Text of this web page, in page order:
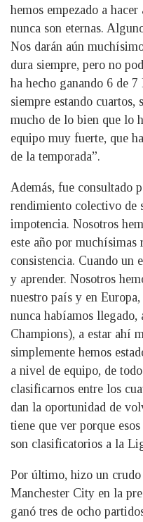
hemos empezado a
nunca son eternas.
Nos darán aún
dura siempre, pero no
ha hecho ganando 6 de
siempre estando
mucho de lo bien que lo
equipo muy fuerte, que
de la temporada”.
Además, fue consultado
rendimiento colectivo de
impotencia. Nosotros
este año por muchísimas
consistencia. Cuando un
y aprender. Nosotros
nuestro país y en
nunca habíamos llegado,
Champions), a estar ahí
simplemente hemos
a nivel de equipo, de
clasificarnos entre los
dan la oportunidad de
tiene que ver porque
son clasificatorios a la
Por último, hizo un
Manchester City en la
ganó tres de ocho